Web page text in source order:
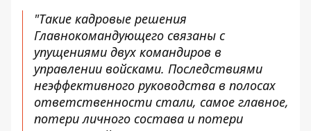
"Такие кадровые решения
Главнокомандующего связаны с
упущениями двух командиров в
управлении войсками. Последствиями
неэффективного руководства в полосах
ответственности стали, самое главное,
потери личного состава и потери